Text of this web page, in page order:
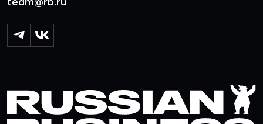
team@rb.ru